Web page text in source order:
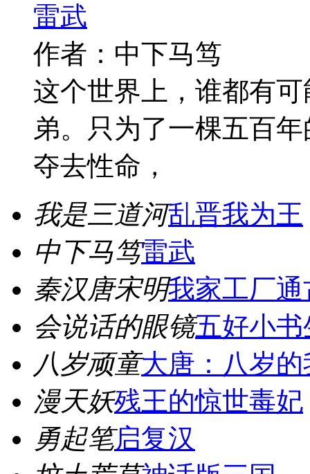
雷武
作者：中下马笃
这个世界上，谁都有
弟。只为了一棵五百
夺去性命，
我是三道河乱晋我为王
中下马笃雷武
秦汉唐宋明我家工厂通
会说话的眼镜五好小书
八岁顽童大唐：八岁
漫天妖残王的惊世毒妃
勇起笔启复汉